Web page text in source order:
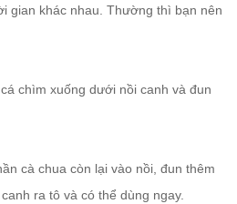
gian khác nhau. Thường thì bạn nên
chìm xuống dưới nồi canh và đun
cà chua còn lại vào nồi, đun thêm
ra tô và có thể dùng ngay.